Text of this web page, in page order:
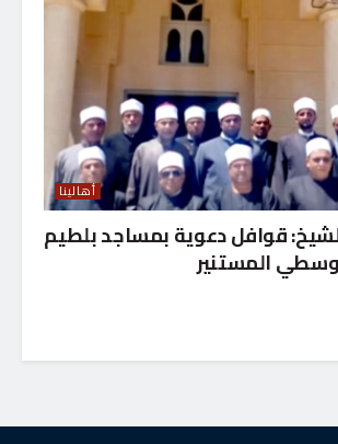
أهالينا
قوافل دعوية بمساجد بلطيم
المستنير